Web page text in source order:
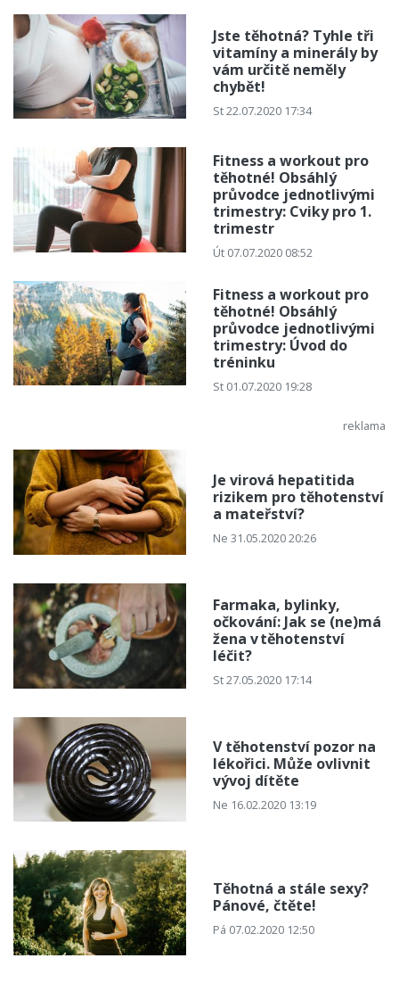
Jste těhotná? Tyhle tři
vitamíny a minerály by
vám určitě neměly
chybět!
St 22.07.2020 17:34
Fitness a workout pro
těhotné! Obsáhlý
průvodce jednotlivými
trimestry: Cviky pro 1.
trimestr
Út 07.07.2020 08:52
Fitness a workout pro
těhotné! Obsáhlý
průvodce jednotlivými
trimestry: Úvod do
tréninku
St 01.07.2020 19:28
Je virová hepatitida
rizikem pro těhotenství
a mateřství?
Ne 31.05.2020 20:26
Farmaka, bylinky,
očkování: Jak se (ne)má
žena v těhotenství
léčit?
St 27.05.2020 17:14
V těhotenství pozor na
lékořici. Může ovlivnit
vývoj dítěte
Ne 16.02.2020 13:19
Těhotná a stále sexy?
Pánové, čtěte!
Pá 07.02.2020 12:50